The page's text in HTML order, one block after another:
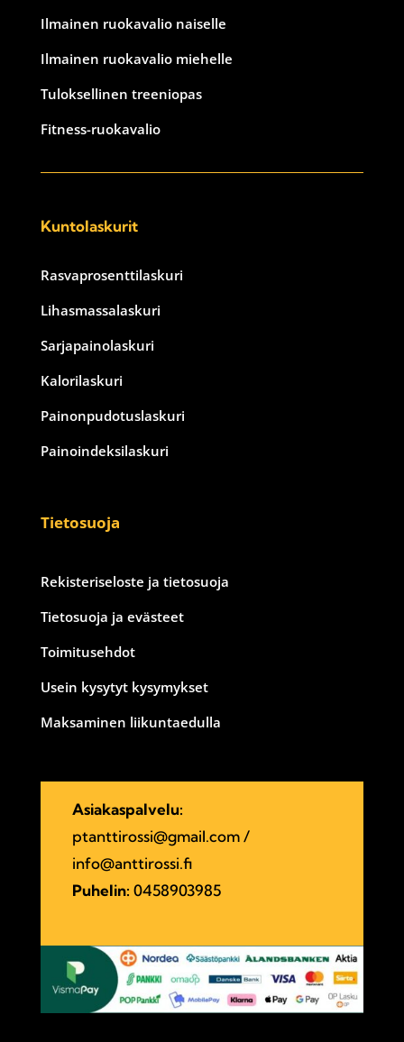
Ilmainen ruokavalio naiselle
Ilmainen ruokavalio miehelle
Tuloksellinen treeniopas
Fitness-ruokavalio
Kuntolaskurit
Rasvaprosenttilaskuri
Lihasmassalaskuri
Sarjapainolaskuri
Kalorilaskuri
Painonpudotuslaskuri
Painoindeksilaskuri
Tietosuoja
Rekisteriseloste ja tietosuoja
Tietosuoja ja evästeet
Toimitusehdot
Usein kysytyt kysymykset
Maksaminen liikuntaedulla
Asiakaspalvelu:
ptanttirossi@gmail.com/
info@anttirossi.fi
Puhelin: 0458903985